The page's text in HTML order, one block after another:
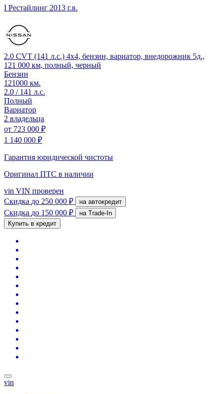
I Рестайлинг 2013 г.в.
2.0 CVT (141 л.с.) 4x4, бензин, вариатор, внедорожник 5д.,
121 000 км, полный, черный
Бензин
121000 км.
2.0 / 141 л.с.
Полный
Вариатор
2 владельца
от 723 000 ₽
1 140 000 ₽
Гарантия юридической чистоты
Оригинал ПТС в наличии
vin VIN проверен
Скидка до 250 000 ₽ на автокредит
Скидка до 150 000 ₽
на Trade-In
Купить в кредит
vin